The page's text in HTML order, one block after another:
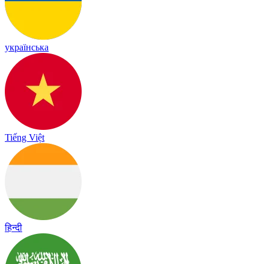
українська
Tiếng Việt
हिन्दी